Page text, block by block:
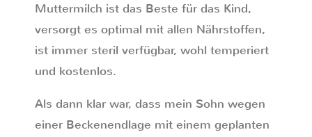
Muttermilch ist das Beste für das Kind,
versorgt es optimal mit allen Nährstoffen,
ist immer steril verfügbar, wohl temperiert
und kostenlos.
Als dann klar war, dass mein Sohn wegen
einer Beckenendlage mit einem geplanten